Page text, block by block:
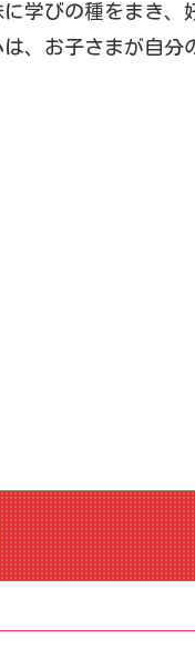
学びの種をまき、
、お子さまが自